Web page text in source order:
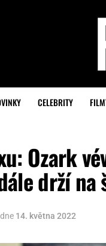
CELEBRITY
Ozark
drží na
dne 14. května 2022